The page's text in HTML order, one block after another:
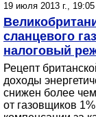
19 июля 2013 г., 19:05
сланцевого
налоговый
Рецепт
доходы
снижен более
от газовщиков